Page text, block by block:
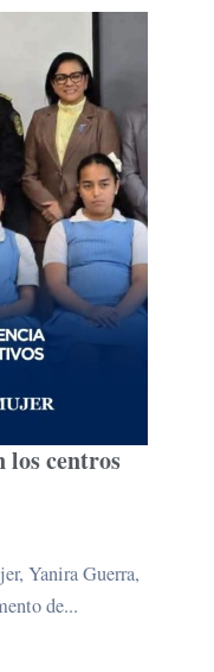
los centros
Yanira Guerra,
de...